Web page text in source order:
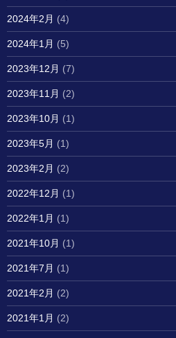
2024年2月 (4)
2024年1月 (5)
2023年12月 (7)
2023年11月 (2)
2023年10月 (1)
2023年5月 (1)
2023年2月 (2)
2022年12月 (1)
2022年1月 (1)
2021年10月 (1)
2021年7月 (1)
2021年2月 (2)
2021年1月 (2)